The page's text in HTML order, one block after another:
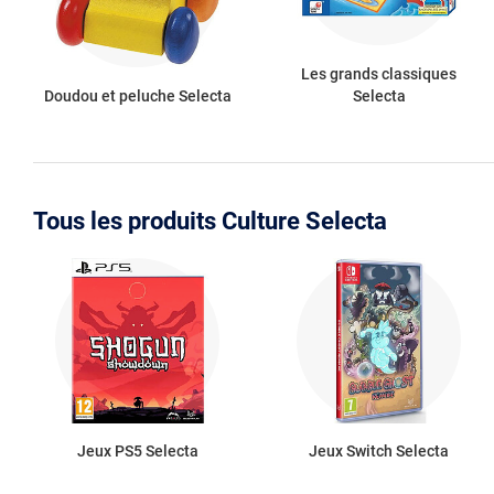
Doudou et peluche Selecta
Les grands classiques
Selecta
Tous les produits Culture Selecta
Jeux PS5 Selecta Jeux Switch Selecta